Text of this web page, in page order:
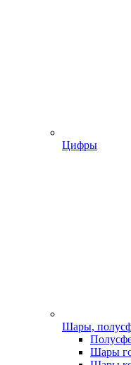
Цифры
Шары,
Шары